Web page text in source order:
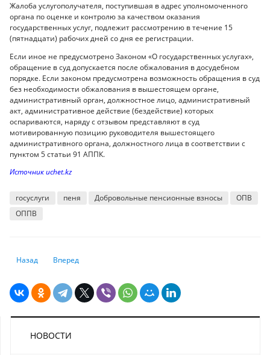
Жалоба услугополучателя, поступившая в адрес уполномоченного
органа по оценке и контролю за качеством оказания
государственных услуг, подлежит рассмотрению в течение 15
(пятнадцати) рабочих дней со дня ее регистрации.
Если иное не предусмотрено Законом «О государственных услугах»,
обращение в суд допускается после обжалования в досудебном
порядке. Если законом предусмотрена возможность обращения в суд
без необходимости обжалования в вышестоящем органе,
административный орган, должностное лицо, административный
акт, административное действие (бездействие) которых
оспариваются, наряду с отзывом представляют в суд
мотивированную позицию руководителя вышестоящего
административного органа, должностного лица в соответствии с
пунктом 5 статьи 91 АППК.
Источник uchet.kz
госуслуги пеня Добровольные пенсионные взносы
ОПВ
ОППВ
Предыдущий: Цены на бензин и дизтопливо для иностранных
Назад Следующий: В Казахстане будут наказывать за
Вперед
НОВОСТИ